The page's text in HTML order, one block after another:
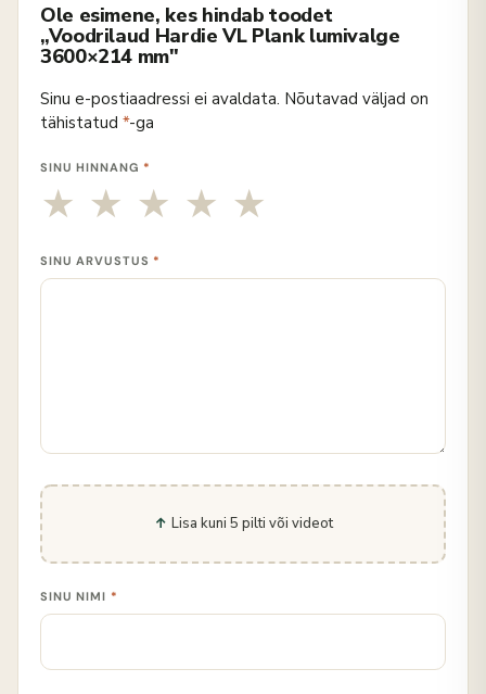
Ole esimene, kes hindab toodet
„Voodrilaud Hardie VL Plank lumivalge
3600×214 mm"
Sinu e-postiaadressi ei avaldata. Nõutavad väljad on
tähistatud *-ga
SINU HINNANG *
SINU ARVUSTUS *
Lisa kuni 5 pilti või videot
SINU NIMI *